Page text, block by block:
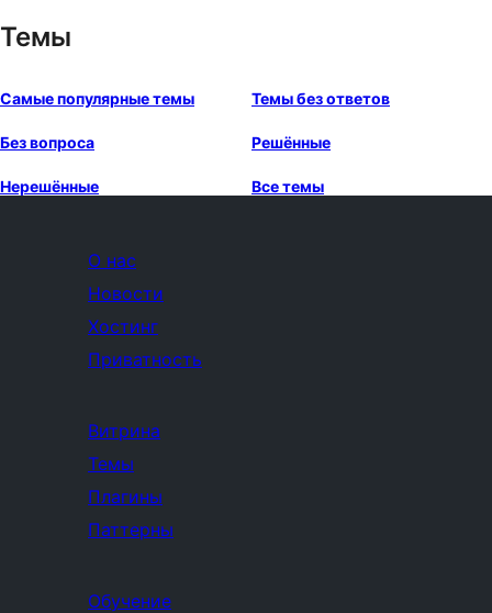
Темы
Самые популярные темы Темы без ответов
Без вопроса Решённые
Нерешённые Все темы
О нас
Новости
Хостинг
Приватность
Витрина
Темы
Плагины
Паттерны
Обучение